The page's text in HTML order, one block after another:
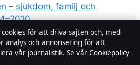
– sjukdom, familj och
för att driva sajten och, med
analys och annonsering för att
vår journalistik. Se vår Cookiepolicy